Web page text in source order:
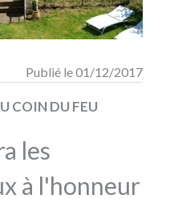
Publié le 01/12/2017
COIN DU FEU
les
à l'honneur